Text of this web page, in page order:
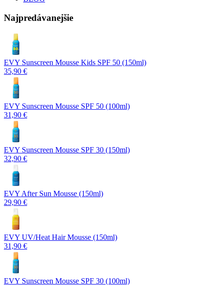
Najpredávanejšie
EVY Sunscreen Mousse Kids SPF 50 (150ml)
35,90 €
EVY Sunscreen Mousse SPF 50 (100ml)
31,90 €
EVY Sunscreen Mousse SPF 30 (150ml)
32,90 €
EVY After Sun Mousse (150ml)
29,90 €
EVY UV/Heat Hair Mousse (150ml)
31,90 €
EVY Sunscreen Mousse SPF 30 (100ml)